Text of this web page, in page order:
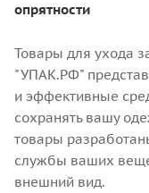
опрятности
Товары для ухода
"УПАК.РФ"
и эффективные
сохранять вашу
товары
службы ваших
внешний вид.